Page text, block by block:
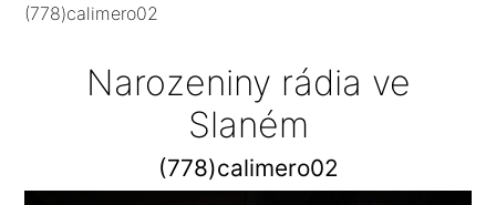
(778)calimero02
Narozeniny rádia ve
Slaném
(778)calimero02